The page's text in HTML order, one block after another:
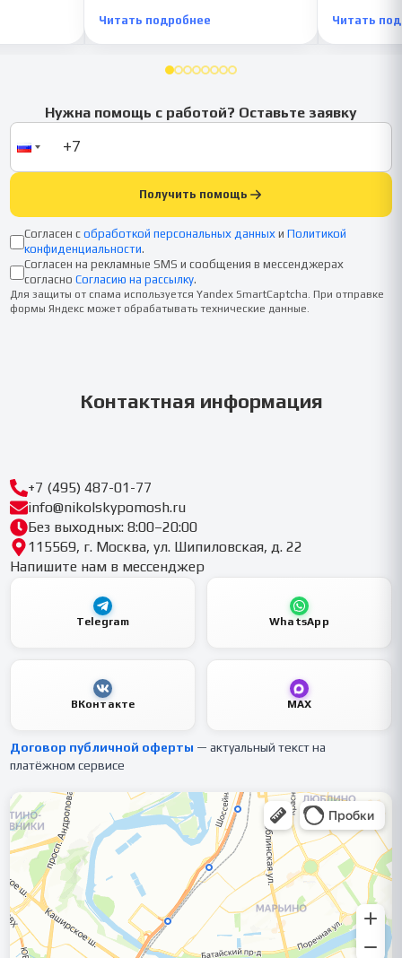
Читать подробнее Читать
Нужна помощь с работой? Оставьте заявку
Получить помощь
Согласен с обработкой персональных данных и Политикой
конфиденциальности.
Согласен на рекламные SMS и сообщения в мессенджерах
согласно Согласию на рассылку.
Для защиты от спама используется Yandex SmartCaptcha. При отправке
формы Яндекс может обрабатывать технические данные.
Контактная информация
+7 (495) 487-01-77
info@nikolskypomosh.ru
Без выходных: 8:00–20:00
115569, г. Москва, ул. Шипиловская, д. 22
Напишите нам в мессенджер
Telegram WhatsApp
ВКонтакте MAX
Договор публичной оферты — актуальный текст на
платёжном сервисе